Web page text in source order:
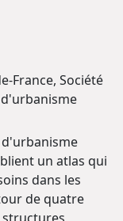
France, Société
d'urbanisme
d'urbanisme
un atlas qui
dans les
de quatre